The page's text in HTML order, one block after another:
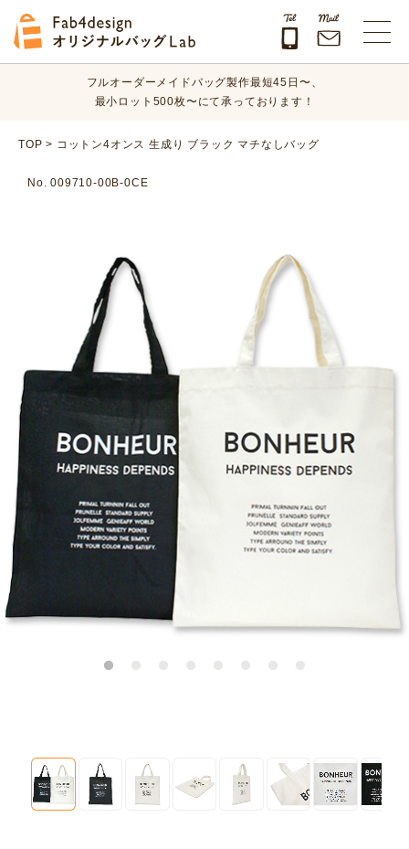
オリジナルバッグのデザイン、素材、数量、納期など、
まずはお気軽にご相談ください！
フルオーダーメイドバッグ製作最短45日〜、
最小ロット500枚〜にて承っております！
オリジナルバッグのデザイン、素材、数量、納期など、
TOP > コットン4オンス 生成り ブラック マチなしバッグ
No. 009710-00B-0CE